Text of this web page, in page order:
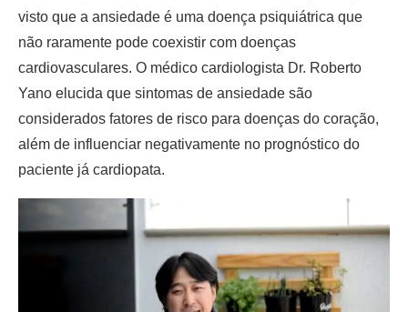
visto que a ansiedade é uma doença psiquiátrica que
não raramente pode coexistir com doenças
cardiovasculares. O médico cardiologista Dr. Roberto
Yano elucida que sintomas de ansiedade são
considerados fatores de risco para doenças do coração,
além de influenciar negativamente no prognóstico do
paciente já cardiopata.